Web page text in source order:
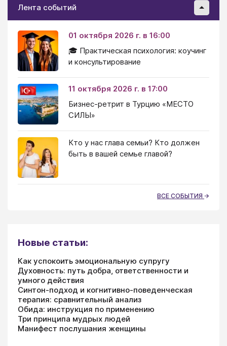
Лента событий
01 октября 2026 г. в 16:00
🎓 Практическая психология: коучинг
и консультирование
11 октября 2026 г. в 17:00
Бизнес-ретрит в Турцию «МЕСТО
СИЛЫ»
Кто у нас глава семьи? Кто должен
быть в вашей семье главой?
ВСЕ СОБЫТИЯ
Новые статьи:
Как успокоить эмоциональную супругу
Духовность: путь добра, ответственности и
умного действия
Синтон-подход и когнитивно-поведенческая
терапия: сравнительный анализ
Обида: инструкция по применению
Три принципа мудрых людей
Манифест послушания женщины